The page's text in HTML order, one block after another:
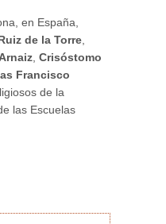
en España,
Ruiz de la Torre
Crisóstomo
Francisco
de la
las Escuelas